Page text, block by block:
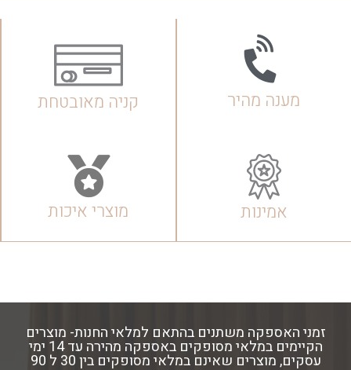
מענה מהיר קניה מאובטחת
אמינות מוצרי איכות
זמני האספקה משתנים בהתאם למלאי החנות- מוצרים
הקיימים במלאי מסופקים באספקה מהירה עד 14 ימי
עסקים, מוצרים שאינם במלאי מסופקים בין 30 ל 90